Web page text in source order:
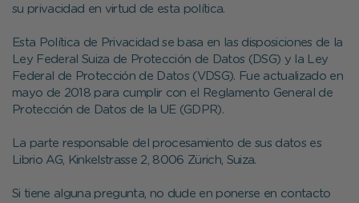
su privacidad en virtud de esta política.
Esta Política de Privacidad se basa en las disposiciones de la
Ley Federal Suiza de Protección de Datos (DSG) y la Ley
Federal de Protección de Datos (VDSG). Fue actualizado en
mayo de 2018 para cumplir con el Reglamento General de
Protección de Datos de la UE (GDPR).
La parte responsable del procesamiento de sus datos es
Librio AG, Kinkelstrasse 2, 8006 Zürich, Suiza.
Si tiene alguna pregunta, no dude en ponerse en contacto